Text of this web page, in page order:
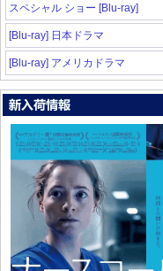
スペシャル ショー [Blu-ray]
[Blu-ray] 日本ドラマ
[Blu-ray] アメリカドラマ